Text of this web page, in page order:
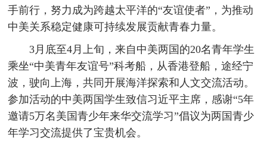
手前行，努力成为跨越太平洋的“友谊使者”，为推动
中美关系稳定健康可持续发展贡献青春力量。
3月底至4月上旬，来自中美两国的20名青年学生
乘坐“中美青年友谊号”科考船，从香港登船，途经宁
波，驶向上海，共同开展海洋探索和人文交流活动。
参加活动的中美两国学生致信习近平主席，感谢“5年
邀请5万名美国青少年来华交流学习”倡议为两国青少
年学习交流提供了宝贵机会。